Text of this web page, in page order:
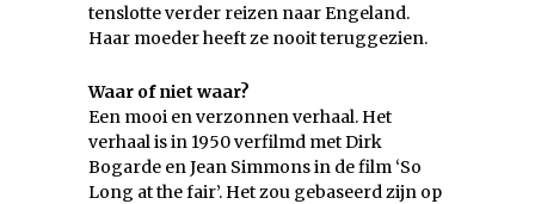
tenslotte verder reizen naar Engeland.
Haar moeder heeft ze nooit teruggezien.
Waar of niet waar?
Een mooi en verzonnen verhaal. Het
verhaal is in 1950 verfilmd met Dirk
Bogarde en Jean Simmons in de film ‘So
Long at the fair’. Het zou gebaseerd zijn op